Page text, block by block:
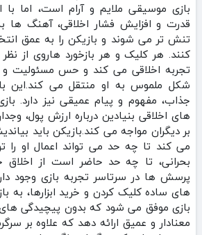
بازی موسیقی ملایم و آرام است، اما با
قدرت و افزایش فشار اخلاقی، آهنگ‌ ها
تنش‌ تر می‌ شوند و بازیکن را به عمق
کنند. هر کلیک و هر بازخورد هاروی از نظر
تجربه اخلاقی می‌ کند و حس مسئولیت و
شکل ملموس به او منتقل می‌ کند.این
جذاب، مفهوم و پیام عمیقی نیز دارد.
های اخلاقی بنیادین درباره ارزش پول،
بر دیگران مواجه می‌ کند.بازیکن باید
می‌ کند تا چه حد می‌ تواند اعمال او را
بحرانی، تا چه حد حاضر است از اخلاق
پرسش‌ ها در سرتاسر تجربه بازی وجود
های ساده کلیک کردن و خرید ابزارها، به
بازی موفق می‌ شود که بدون پیچیدگی‌
معنادار و عمیق ارائه دهد که علاوه بر